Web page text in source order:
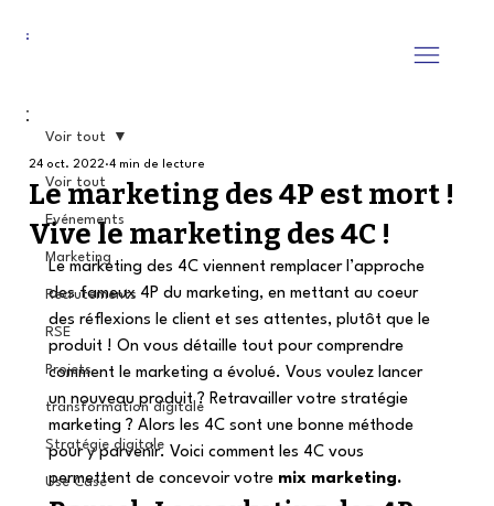
Voir tout
Evénements
Marketing
Recrutements
RSE
Projets
transformation digitale
Stratégie digitale
Use Case
Voir tout
Le marketing des 4P est mort !
Vive le marketing des 4C !
24 oct. 2022 4 min de lecture
Le marketing des 4C viennent remplacer l’approche
des fameux 4P du marketing, en mettant au coeur
des réflexions le client et ses attentes, plutôt que le
produit ! On vous détaille tout pour comprendre
comment le marketing a évolué. Vous voulez lancer
un nouveau produit ? Retravailler votre stratégie
marketing ? Alors les 4C sont une bonne méthode
pour y parvenir. Voici comment les 4C vous
permettent de concevoir votre mix marketing.